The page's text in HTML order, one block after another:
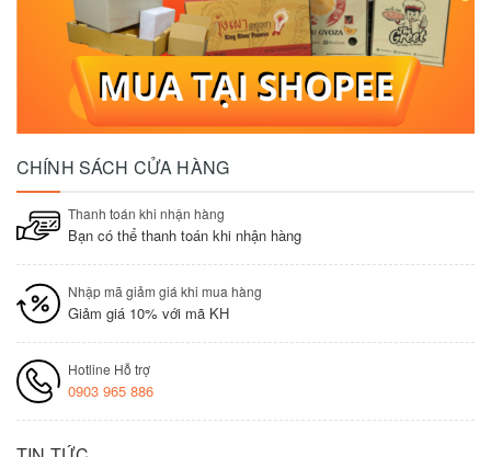
CHÍNH SÁCH CỬA HÀNG
Thanh toán khi nhận hàng
Bạn có thể thanh toán khi nhận hàng
Nhập mã giảm giá khi mua hàng
Giảm giá 10% với mã KH
Hotline Hỗ trợ
0903 965 886